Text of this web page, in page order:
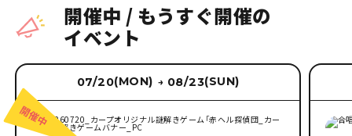
開催中 / もうすぐ開催の
イベント
07/20(MON) → 08/23(SUN)